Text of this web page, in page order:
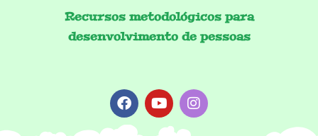
Recursos metodológicos para
desenvolvimento de pessoas